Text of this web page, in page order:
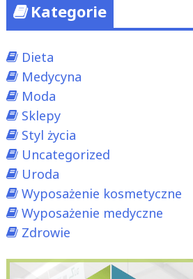
Kategorie
Dieta
Medycyna
Moda
Sklepy
Styl życia
Uncategorized
Uroda
Wyposażenie kosmetyczne
Wyposażenie medyczne
Zdrowie